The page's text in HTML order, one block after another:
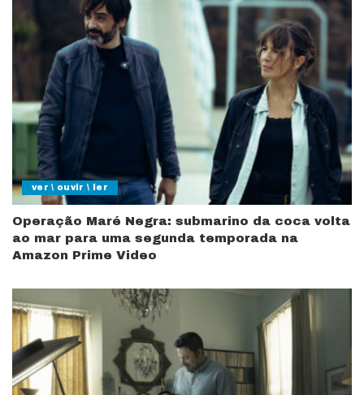
ver \ ouvir \ ler
Operação Maré Negra: submarino da coca volta
ao mar para uma segunda temporada na
Amazon Prime Video